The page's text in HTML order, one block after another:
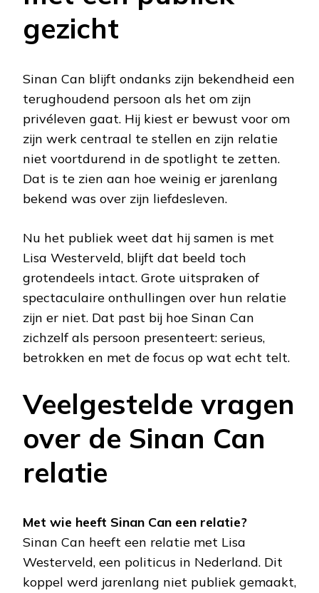
gezicht
Sinan Can blijft ondanks zijn bekendheid een
terughoudend persoon als het om zijn
privéleven gaat. Hij kiest er bewust voor om
zijn werk centraal te stellen en zijn relatie
niet voortdurend in de spotlight te zetten.
Dat is te zien aan hoe weinig er jarenlang
bekend was over zijn liefdesleven.
Nu het publiek weet dat hij samen is met
Lisa Westerveld, blijft dat beeld toch
grotendeels intact. Grote uitspraken of
spectaculaire onthullingen over hun relatie
zijn er niet. Dat past bij hoe Sinan Can
zichzelf als persoon presenteert: serieus,
betrokken en met de focus op wat echt telt.
Veelgestelde vragen
over de Sinan Can
relatie
Met wie heeft Sinan Can een relatie?
Sinan Can heeft een relatie met Lisa
Westerveld, een politicus in Nederland. Dit
koppel werd jarenlang niet publiek gemaakt,